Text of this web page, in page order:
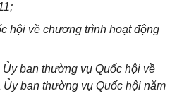
hội về chương trình hoạt động
Ủy ban thường vụ Quốc hội về
Ủy ban thường vụ Quốc hội năm